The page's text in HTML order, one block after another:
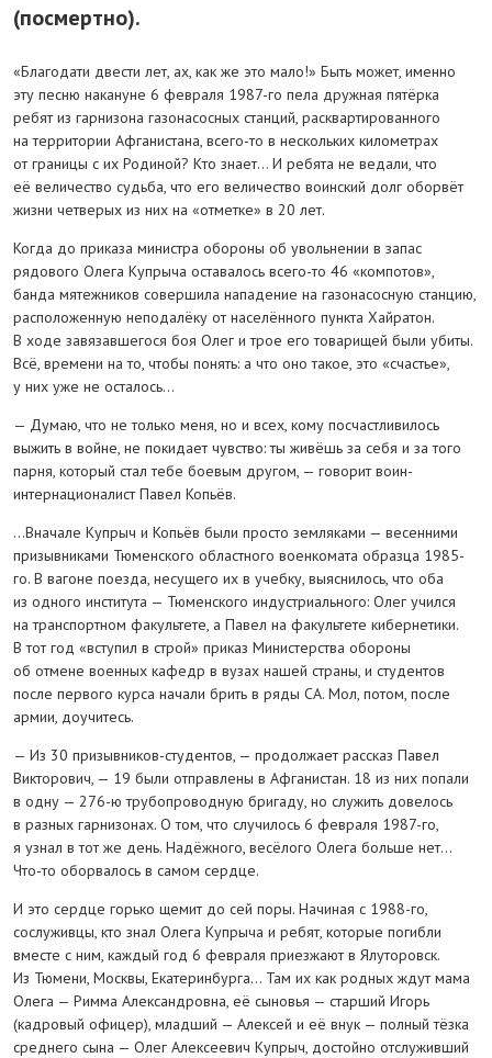
(посмертно).
«Благодати двести лет, ах, как же это мало!» Быть может, именно
эту песню накануне 6 февраля 1987-го пела дружная пятёрка
ребят из гарнизона газонасосных станций, расквартированного
на территории Афганистана, всего-то в нескольких километрах
от границы с их Родиной? Кто знает… И ребята не ведали, что
её величество судьба, что его величество воинский долг оборвёт
жизни четверых из них на «отметке» в 20 лет.
Когда до приказа министра обороны об увольнении в запас
рядового Олега Купрыча оставалось всего-то 46 «компотов»,
банда мятежников совершила нападение на газонасосную станцию,
расположенную неподалёку от населённого пункта Хайратон.
В ходе завязавшегося боя Олег и трое его товарищей были убиты.
Всё, времени на то, чтобы понять: а что оно такое, это «счастье»,
у них уже не осталось…
— Думаю, что не только меня, но и всех, кому посчастливилось
выжить в войне, не покидает чувство: ты живёшь за себя и за того
парня, который стал тебе боевым другом, — говорит воин-
интернационалист Павел Копьёв.
…Вначале Купрыч и Копьёв были просто земляками — весенними
призывниками Тюменского областного военкомата образца 1985-
го. В вагоне поезда, несущего их в учебку, выяснилось, что оба
из одного института — Тюменского индустриального: Олег учился
на транспортном факультете, а Павел на факультете кибернетики.
В тот год «вступил в строй» приказ Министерства обороны
об отмене военных кафедр в вузах нашей страны, и студентов
после первого курса начали брить в ряды СА. Мол, потом, после
армии, доучитесь.
— Из 30 призывников-студентов, — продолжает рассказ Павел
Викторович, — 19 были отправлены в Афганистан. 18 из них попали
в одну — 276-ю трубопроводную бригаду, но служить довелось
в разных гарнизонах. О том, что случилось 6 февраля 1987-го,
я узнал в тот же день. Надёжного, весёлого Олега больше нет…
Что-то оборвалось в самом сердце.
И это сердце горько щемит до сей поры. Начиная с 1988-го,
сослуживцы, кто знал Олега Купрыча и ребят, которые погибли
вместе с ним, каждый год 6 февраля приезжают в Ялуторовск.
Из Тюмени, Москвы, Екатеринбурга… Там их как родных ждут мама
Олега — Римма Александровна, её сыновья — старший Игорь
(кадровый офицер), младший — Алексей и её внук — полный тёзка
среднего сына — Олег Алексеевич Купрыч, достойно отслуживший